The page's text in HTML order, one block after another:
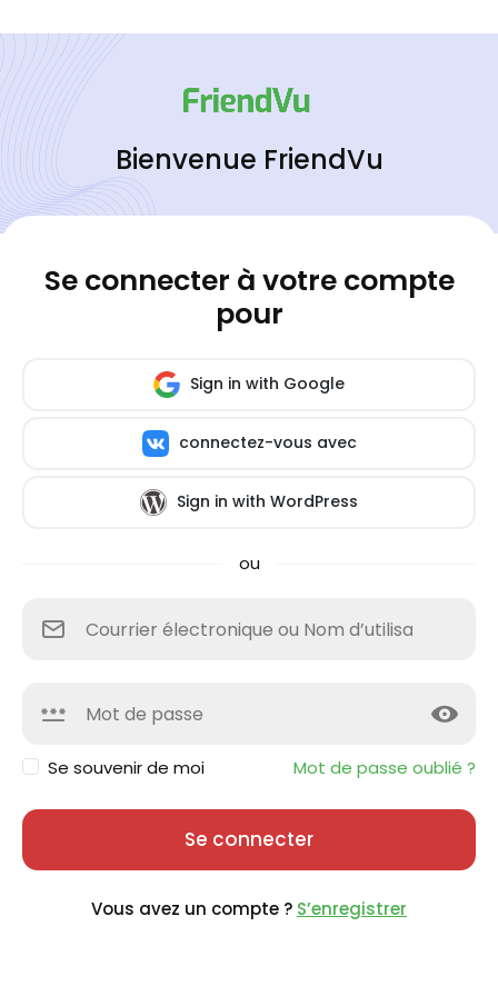
Bienvenue FriendVu
Se connecter à votre compte
pour
Sign in with Google
connectez-vous avec
Sign in with WordPress
ou
Se souvenir de moi Mot de passe oublié ?
Se connecter
Vous avez un compte ? S’enregistrer